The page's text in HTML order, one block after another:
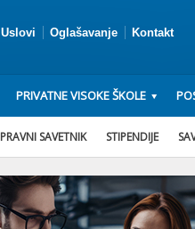
Uslovi Oglašavanje Kontakt
PRIVATNE VISOKE ŠKOLE
PRAVNI SAVETNIK STIPENDIJE